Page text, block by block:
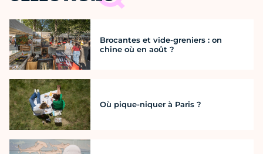
Brocantes et vide-greniers : on
chine où en août ?
Où pique-niquer à Paris ?